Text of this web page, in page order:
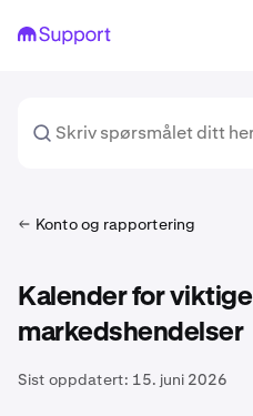
Konto og rapportering
Kalender for viktige
markedshendelser
Sist oppdatert: 15. juni 2026